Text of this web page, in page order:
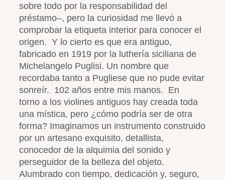
sobre todo por la responsabilidad del
préstamo–, pero la curiosidad me llevó a
comprobar la etiqueta interior para conocer el
origen. Y lo cierto es que era antiguo,
fabricado en 1919 por la luthería siciliana de
Michelangelo Puglisi. Un nombre que
recordaba tanto a Pugliese que no pude evitar
sonreír. 102 años entre mis manos. En
torno a los violines antiguos hay creada toda
una mística, pero ¿cómo podría ser de otra
forma? Imaginamos un instrumento construido
por un artesano exquisito, detallista,
conocedor de la alquimia del sonido y
perseguidor de la belleza del objeto.
Alumbrado con tiempo, dedicación y, seguro,